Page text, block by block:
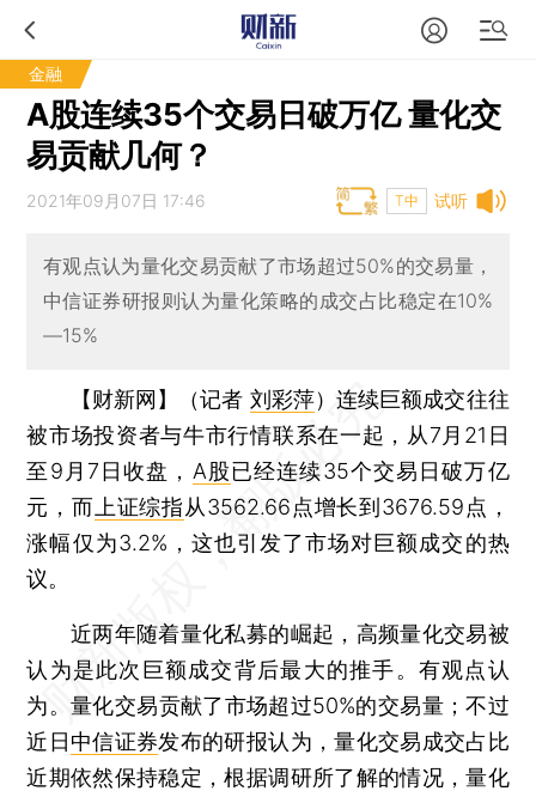
金融
A股连续35个交易日破万亿 量化交
易贡献几何？
试听
2021年09月07日 17:46 T中
有观点认为量化交易贡献了市场超过50%的交易量，
中信证券研报则认为量化策略的成交占比稳定在10%
—15%
【财新网】（记者 刘彩萍） 连续巨额成交往往
被市场投资者与牛市行情联系在一起，从7月21日
至9月7日收盘， A股已经连续35个交易日破万亿
元，而 上证综指从3562.66点增长到3676.59点，
涨幅仅为3.2%，这也引发了市场对巨额成交的热
议。
近两年随着量化私募的崛起，高频量化交易被
认为是此次巨额成交背后最大的推手。有观点认
为。量化交易贡献了市场超过50%的交易量；不过
近日中信证券发布的研报认为，量化交易成交占比
近期依然保持稳定，根据调研所了解的情况，量化